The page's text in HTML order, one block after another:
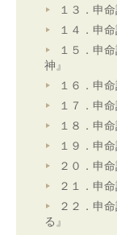
１３．申
１４．申
１５．申
神』
１６．申
１７．申
１８．申
１９．申
２０．申
２１．申
２２．申
る』